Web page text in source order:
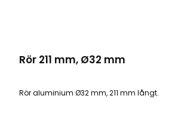
Rör 211 mm, Ø32 mm
Rör aluminium Ø32 mm, 211 mm långt.